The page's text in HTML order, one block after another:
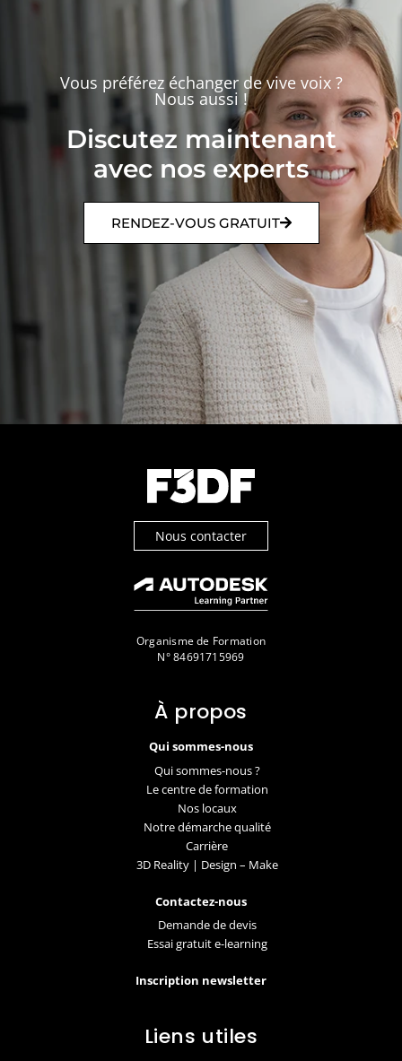
Vous préférez échanger de vive voix ?
Nous aussi !
Discutez maintenant
avec nos experts
RENDEZ-VOUS GRATUIT
Nous contacter
Organisme de Formation
N° 84691715969
À propos
Qui sommes-nous
Qui sommes-nous ?
Le centre de formation
Nos locaux
Notre démarche qualité
Carrière
3D Reality | Design – Make
Contactez-nous
Demande de devis
Essai gratuit e-learning
Inscription newsletter
Liens utiles